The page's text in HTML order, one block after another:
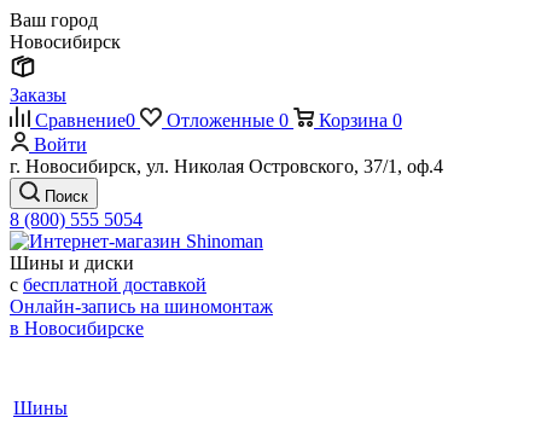
Ваш город
Новосибирск
Заказы
Сравнение0 Отложенные 0 Корзина 0
Войти
г. Новосибирск, ул. Николая Островского, 37/1, оф.4
Поиск
8 (800) 555 5054
Шины и диски
с бесплатной доставкой
Онлайн-запись на шиномонтаж
в Новосибирске
Шины